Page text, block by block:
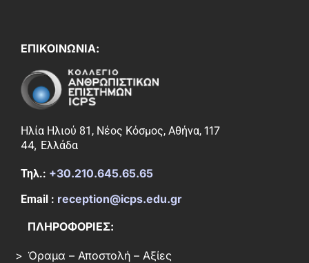
ΕΠΙΚΟΙΝΩΝΙΑ:
Ηλία Ηλιού 81, Νέος Κόσμος, Αθήνα, 117
44, Ελλάδα
Τηλ.: +30.210.645.65.65
Email : reception@icps.edu.gr
ΠΛΗΡΟΦΟΡΙΕΣ:
Όραμα – Αποστολή – Αξίες